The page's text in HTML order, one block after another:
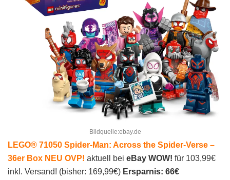
Bildquelle:ebay.de
LEGO® 71050 Spider-Man: Across the Spider-Verse –
36er Box NEU OVP! aktuell bei eBay WOW! für 103,99€
inkl. Versand! (bisher: 169,99€) Ersparnis: 66€